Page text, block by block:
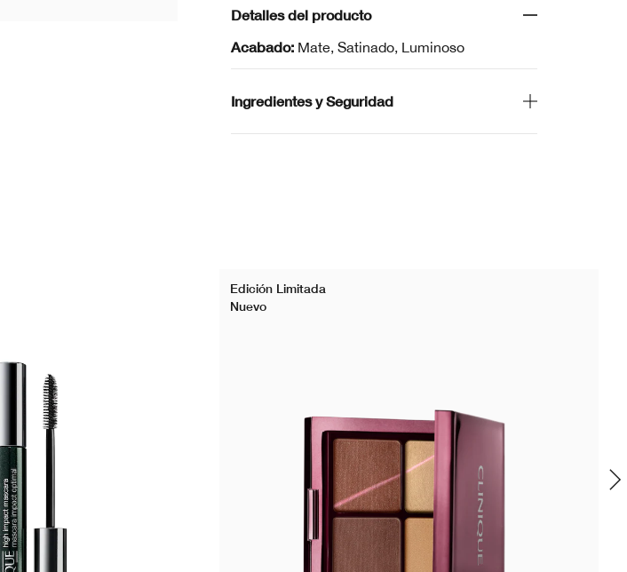
Detalles del producto
Acabado: Mate, Satinado, Luminoso
Ingredientes y Seguridad
Edición Limitada
Nuevo